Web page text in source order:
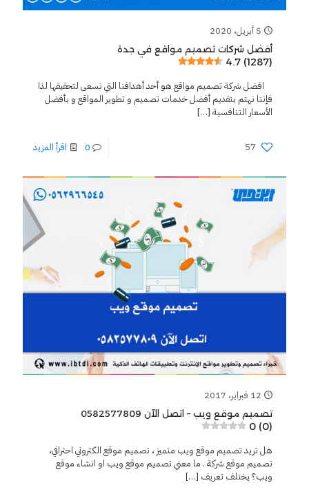
5 أبريل، 2020
أفضل شركات تصميم مواقع في جدة
4.7 (1287)
افضل شركة تصميم مواقع هو أحد أهدافنا التي نسعى لتحقيقها لذا
فإننا نهتم بتقديم أفضل خدمات تصميم و تطوير المواقع و بأفضل
الأسعار التنافسية […]
57
0 اقرأ المزيد
12 فبراير، 2017
تصميم موقع ويب – اتصل الآن 0582577809
0 (0)
هل تريد تصميم موقع ويب متميز ، تصميم موقع الكتروني احترافي،
تصميم موقع شركة . ما معني تصميم موقع ويب او انشاء موقع
ويب؟ يختلف تعريف […]